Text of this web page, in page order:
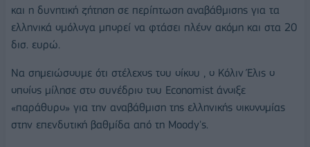
και η δυνητική ζήτηση σε περίπτωση αναβάθμισης για τα
ελληνικά ομόλογα μπορεί να φτάσει πλέον ακόμη και στα 20
δισ. ευρώ.
Να σημειώσουμε ότι στέλεχος του οίκου , ο Κόλιν Έλις ο
οποίος μίλησε στο συνέδριο του Εconomist άνοιξε
«παράθυρο» για την αναβάθμιση της ελληνικής οικονομίας
στην επενδυτική βαθμίδα από τη Moody's.